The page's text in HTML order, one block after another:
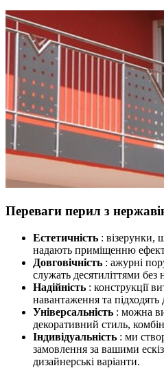
Переваги перил з
Естетичність : візерунки,
надають приміщенню
Довговічність : ажурні
служать десятиліттями без
Надійність : конструкції
навантаження та підходять
Універсальність : можна
декоративний стиль,
Індивідуальність : ми
замовлення за вашими
дизайнерські варіанти.